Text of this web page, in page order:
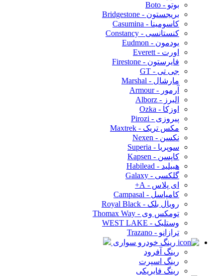
بوتو - Boto
بریجستون - Bridgestone
کاسومینا - Casumina
کنستانسی - Constancy
یودمون - Eudmon
اورت - Everett
فایرستون - Firestone
جی تی - GT
مارشال - Marshal
آرمور - Armour
البرز - Alborz
اوزکا - Ozka
پیروزی - Pirozi
مکس تریک - Maxtrek
نکسن - Nexen
سوپریا - Superia
کاپسن - Kapsen
هبیلید - Habilead
گلکسی - Galaxy
ای پلاس - A+
کامپاسل - Campasal
رویال بلک - Royal Black
تومکس وی - Thomax Way
وستلیک - WEST LAKE
ترازانو - Trazano
رینگ خودرو سواری
رینگ آفرود
رینگ اسپرت
رینگ فابریکی